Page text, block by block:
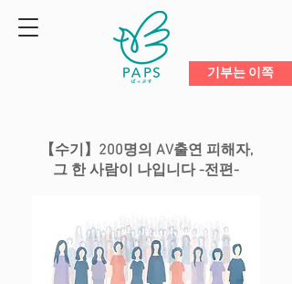
기부는 이쪽
【수기】200명의 AV출연 피해자,
그 한 사람이 나입니다 -전편-